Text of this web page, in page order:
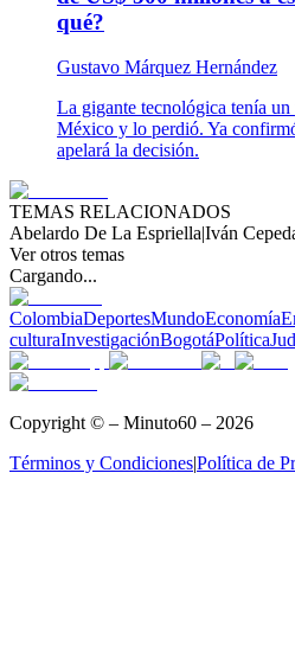
qué?
Gustavo Márquez Hernández
La gigante tecnológica tenía
México y lo perdió. Ya
apelará la decisión.
TEMAS RELACIONADOS
Abelardo De La Espriella|Iván
Ver otros temas
Cargando...
ColombiaDeportesMundoEconomía
culturaInvestigaciónBogotáPolítica
Copyright © – Minuto60 – 2026
Términos y Condiciones|Política de